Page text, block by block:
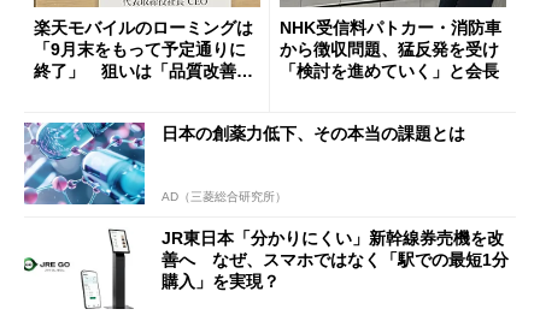
楽天モバイルのローミングは
「9月末をもって予定通りに
終了」 狙いは「品質改善」
も
NHK受信料パトカー・消防車
から徴収問題、猛反発を受け
「検討を進めていく」と会長
日本の創薬力低下、その本当の課題とは
AD（三菱総合研究所）
JR東日本「分かりにくい」新幹線券売機を改
善へ なぜ、スマホではなく「駅での最短1分
購入」を実現？